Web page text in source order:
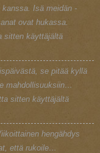
kanssa. Isä meidän -
ovat hukassa.
sitten käyttäjältä
se pitää kyllä
mahdollisuuksiin…
sitten käyttäjältä
hengähdys
että rukoile…